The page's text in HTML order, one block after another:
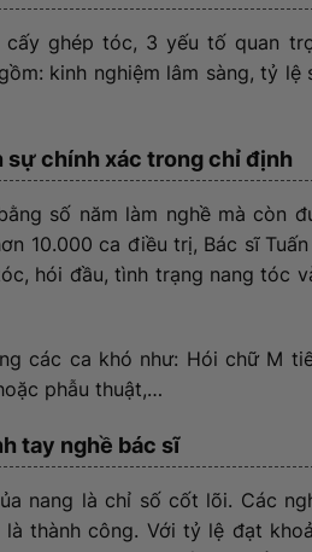
ghép tóc, 3 yếu tố quan
kinh nghiệm lâm sàng, tỷ lệ
sự chính xác trong chỉ định
số năm làm nghề mà còn
10.000 ca điều trị, Bác sĩ
hói đầu, tình trạng nang tóc
các ca khó như: Hói chữ M
phẫu thuật,…
tay nghề bác sĩ
nang là chỉ số cốt lõi. Các
thành công. Với tỷ lệ đạt